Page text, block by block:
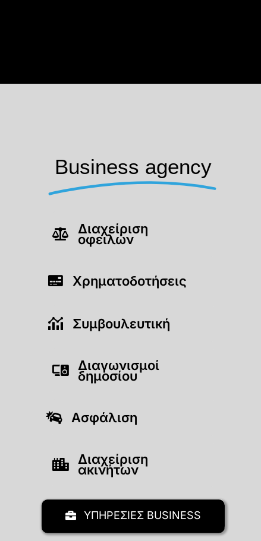
Business agency
Διαχείριση
οφειλών
Χρηματοδοτήσεις
Συμβουλευτική
Διαγωνισμοί
δημοσίου
Ασφάλιση
Διαχείριση
ακινήτων
ΥΠΗΡΕΣΙΕΣ BUSINESS